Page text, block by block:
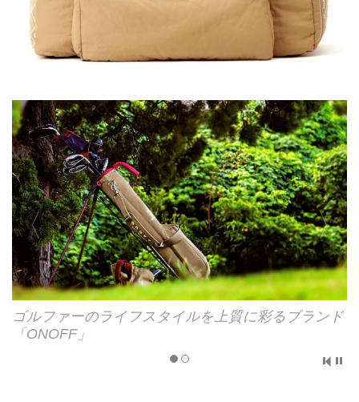
ゴルファーのライフスタイルを上質に彩るブランド
「ONOFF」